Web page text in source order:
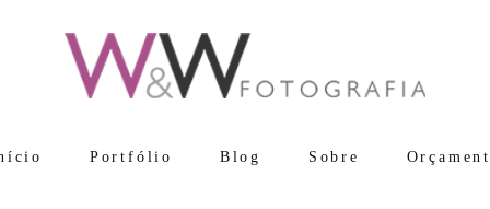
Portfólio Blog Sobre